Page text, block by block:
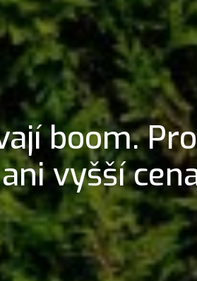
boom.
vyšší